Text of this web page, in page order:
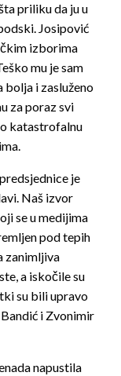
priliku da ju u
Josipović
izborima
mu je sam
i zasluženo
za poraz svi
katastrofalnu
je
Naš izvor
se u medijima
pod tepih
zanimljiva
a iskočile su
su bili upravo
i Zvonimir
napustila